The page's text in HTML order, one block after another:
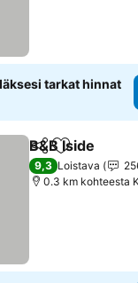
tarkat hinnat
Jaa Lisää
B&B Iside
9,3 Loistava
0.3 km kohteesta